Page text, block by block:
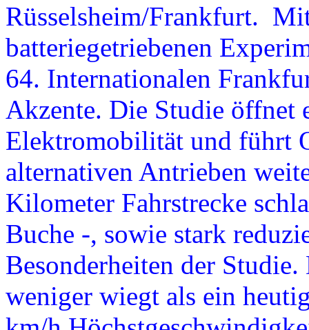
Rüsselsheim/Frankfurt.
batteriegetriebenen
64. Internationalen
Akzente. Die Studie öffnet
Elektromobilität und führt
alternativen Antrieben
Kilometer Fahrstrecke
Buche -, sowie stark
Besonderheiten der
weniger wiegt als ein